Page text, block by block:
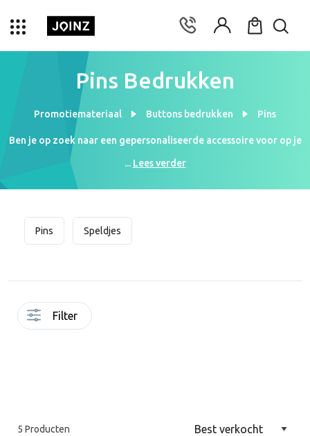
Pins Bedrukken
Promotiemateriaal Buttons bedrukken Pins
Ben je op zoek naar een gepersonaliseerde accessoire voor op je
pak of bedrijfskleding? Een pin met jouw logo er op komt
professioneel over. Wij bedrukken je pins met logo al vanaf (prijs)
per stuk bij (aantal) stuks. Ook nog eens voordelig dus! De pins
schade aan je kleding toebrengt. Neem dus gauw een kijkje op de
webpagina voor bedrukte pins en personaliseer je kleding geheel
met een klein object!
... Lees verder
Pins Speldjes
Filter
5 Producten